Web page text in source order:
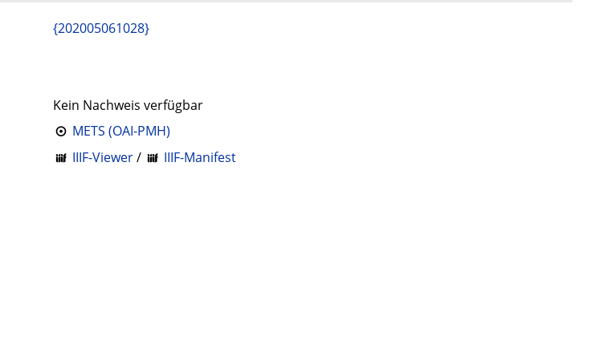
{202005061028}
Kein Nachweis verfügbar
METS (OAI-PMH)
IIIF-Viewer/ IIIF-Manifest